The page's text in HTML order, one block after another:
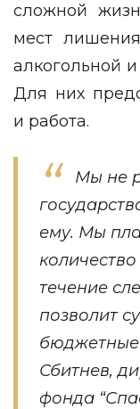
сложной
мест
алкогольной
Для них
и работа.
Мы не
ему. Мы
течение
позволит
бюджетные
Сбитнев,
фонда